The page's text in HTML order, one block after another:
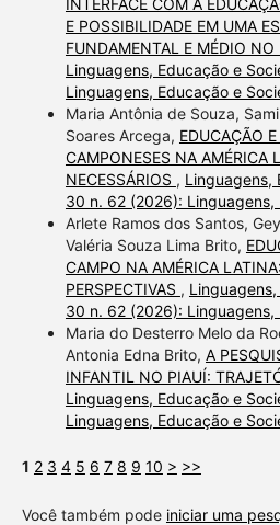
E POSSIBILIDADE EM UMA
FUNDAMENTAL E MÉDIO NO
Linguagens, Educação e
Linguagens, Educação e
Maria Antônia de Souza,
Soares Arcega, EDUCAÇÃO
CAMPONESES NA AMÉRICA
NECESSÁRIOS , Linguagens,
30 n. 62 (2026):
Arlete Ramos dos Santos,
Valéria Souza Lima Brito,
CAMPO NA AMÉRICA
PERSPECTIVAS ,
30 n. 62 (2026):
Maria do Desterro Melo da
Antonia Edna Brito, A
INFANTIL NO PIAUÍ:
Linguagens, Educação e
Linguagens, Educação e
1 2 3 4 5 6 7 8 9 10 > >>
Você também pode iniciar uma